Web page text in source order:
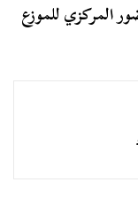
المركزي للموزع